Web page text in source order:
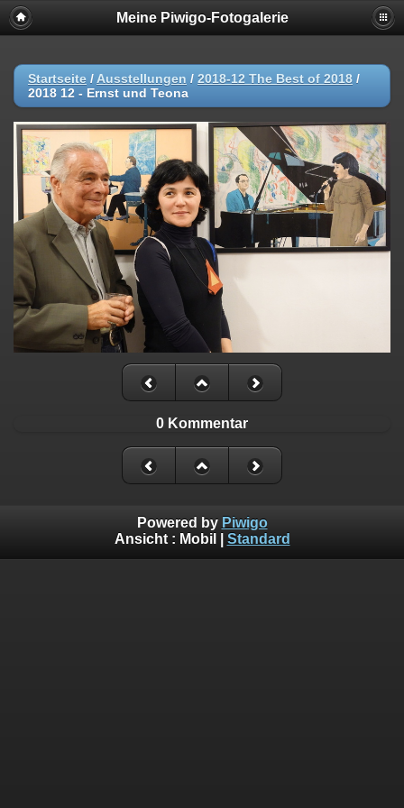
Meine Piwigo-Fotogalerie
Startseite / Ausstellungen / 2018-12 The Best of 2018 /
2018 12 - Ernst und Teona
0 Kommentar
Powered by Piwigo
Ansicht : Mobil Standard